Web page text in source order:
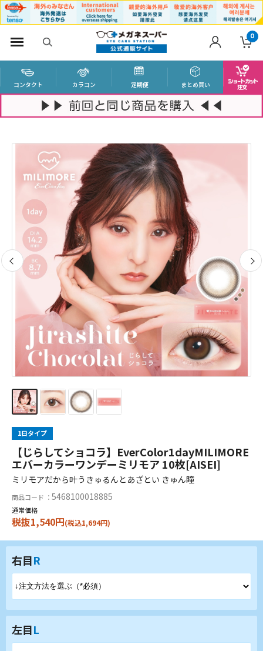
0
コンタクト カラコン 定期便 まとめ買い
1日タイプ
【じらしてショコラ】EverColor1dayMILIMORE
エバーカラーワンデーミリモア 10枚[AISEI]
ミリモアだから叶うきゅるんとあざとい きゅん瞳
商品コード ： 5468100018885
通常価格
税抜1,540円(税込1,694円)
右目R
左目L